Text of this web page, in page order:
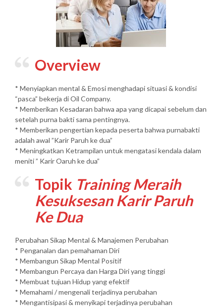
Overview
* Menyiapkan mental & Emosi menghadapi situasi & kondisi
“pasca” bekerja di Oil Company.
* Memberikan Kesadaran bahwa apa yang dicapai sebelum dan
setelah purna bakti sama pentingnya.
* Memberikan pengertian kepada peserta bahwa purnabakti
adalah awal ”Karir Paruh ke dua”
* Meningkatkan Ketrampilan untuk mengatasi kendala dalam
meniti ” Karir Oaruh ke dua”
Topik Training Meraih
Kesuksesan Karir Paruh
Ke Dua
Perubahan Sikap Mental & Manajemen Perubahan
* Penganalan dan pemahaman Diri
* Membangun Sikap Mental Positif
* Membangun Percaya dan Harga Diri yang tinggi
* Membuat tujuan Hidup yang efektif
* Memahami / mengenali terjadinya perubahan
* Mengantisipasi & menyikapi terjadinya perubahan